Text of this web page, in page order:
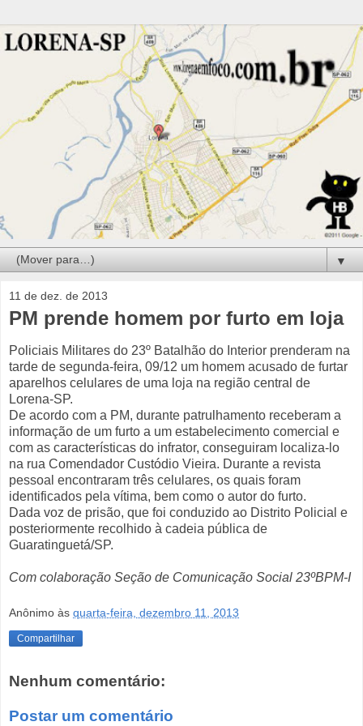
▼
11 de dez. de 2013
PM prende homem por furto em loja
Policiais Militares do 23º Batalhão do Interior prenderam na
tarde de segunda-feira, 09/12 um homem acusado de furtar
aparelhos celulares de uma loja na região central de
Lorena-SP.
De acordo com a PM, durante patrulhamento receberam a
informação de um furto a um estabelecimento comercial e
com as características do infrator, conseguiram localiza-lo
na rua Comendador Custódio Vieira. Durante a revista
pessoal encontraram três celulares, os quais foram
identificados pela vítima, bem como o autor do furto.
Dada voz de prisão, que foi conduzido ao Distrito Policial e
posteriormente recolhido à cadeia pública de
Guaratinguetá/SP.
Com colaboração Seção de Comunicação Social 23ºBPM-I
Anônimo às quarta-feira, dezembro 11, 2013
Compartilhar
Nenhum comentário:
Postar um comentário